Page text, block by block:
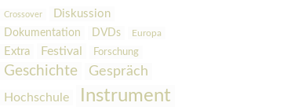
Crossover Diskussion
Dokumentation DVDs Europa
Extra Festival Forschung
Geschichte Gespräch
Hochschule Instrument